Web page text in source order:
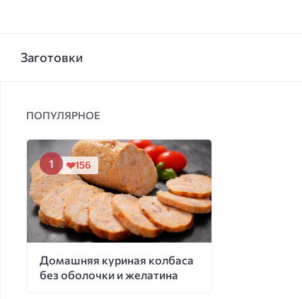
Заготовки
ПОПУЛЯРНОЕ
Домашняя куриная колбаса
без оболочки и желатина
156